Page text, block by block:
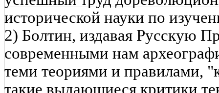
исторической науки по
2) Болтин, издавая Русскую
современными нам
теми теориями и правилами,
такие выдающиеся критики